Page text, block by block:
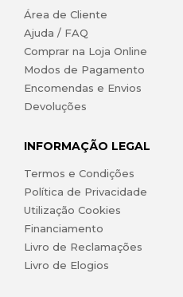
Área de Cliente
Ajuda / FAQ
Comprar na Loja Online
Modos de Pagamento
Encomendas e Envios
Devoluções
INFORMAÇÃO LEGAL
Termos e Condições
Política de Privacidade
Utilização Cookies
Financiamento
Livro de Reclamações
Livro de Elogios